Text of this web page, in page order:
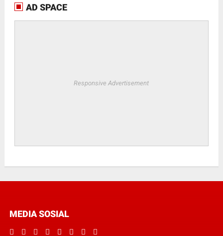
AD SPACE
Responsive Advertisement
MEDIA SOSIAL